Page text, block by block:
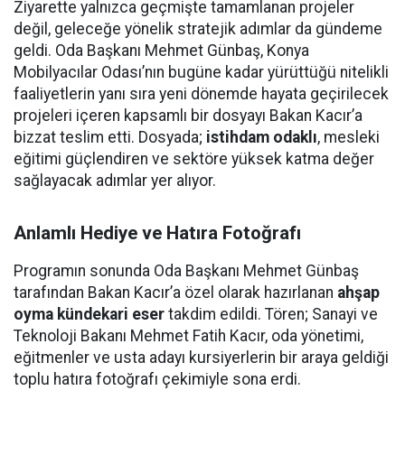
Ziyarette yalnızca geçmişte tamamlanan projeler
değil, geleceğe yönelik stratejik adımlar da gündeme
geldi. Oda Başkanı Mehmet Günbaş, Konya
Mobilyacılar Odası’nın bugüne kadar yürüttüğü nitelikli
faaliyetlerin yanı sıra yeni dönemde hayata geçirilecek
projeleri içeren kapsamlı bir dosyayı Bakan Kacır’a
bizzat teslim etti. Dosyada; istihdam odaklı, mesleki
eğitimi güçlendiren ve sektöre yüksek katma değer
sağlayacak adımlar yer alıyor.
Anlamlı Hediye ve Hatıra Fotoğrafı
Programın sonunda Oda Başkanı Mehmet Günbaş
tarafından Bakan Kacır’a özel olarak hazırlanan ahşap
oyma kündekari eser takdim edildi. Tören; Sanayi ve
Teknoloji Bakanı Mehmet Fatih Kacır, oda yönetimi,
eğitmenler ve usta adayı kursiyerlerin bir araya geldiği
toplu hatıra fotoğrafı çekimiyle sona erdi.